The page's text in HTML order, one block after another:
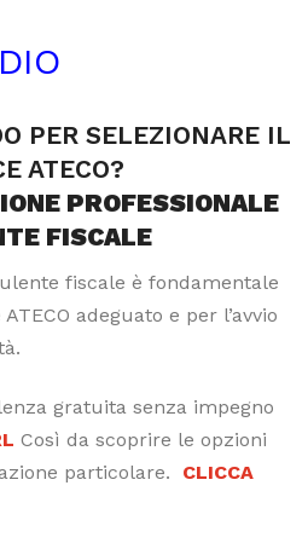
PER SELEZIONARE IL
ATECO?
PROFESSIONALE
FISCALE
fiscale è fondamentale
adeguato e per l’avvio
gratuita senza impegno
Così da scoprire le opzioni
particolare. CLICCA